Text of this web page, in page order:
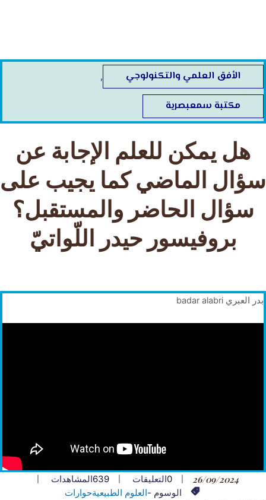
الأفق العلمي والتكنولوجي ,
مكتبة سمعبصرية
هل يمكن للعلم الإجابة عن
سؤال الماضي كما يجيب على
سؤال الحاضر والمستقبل؟
بروفيسور حيدر اللّواتيّ
بدر العبري badar alabri
26/09/2024
0التعليقات 639المشاهدات
الوسوم -العلوم الطبيعيةحوارات